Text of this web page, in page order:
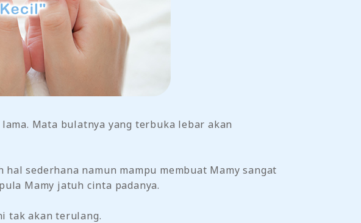
Mata bulatnya yang terbuka lebar akan
sederhana namun mampu membuat Mamy sangat
Mamy jatuh cinta padanya.
tak akan terulang.